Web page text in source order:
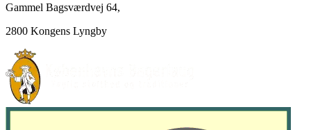
Gammel Bagsværdvej 64,
2800 Kongens Lyngby